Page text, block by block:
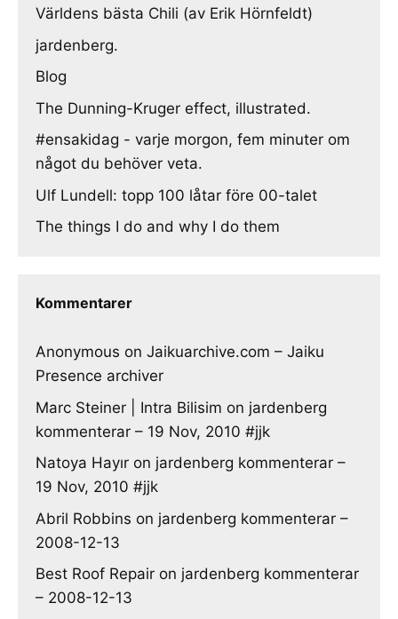
Världens bästa Chili (av Erik Hörnfeldt)
jardenberg.
Blog
The Dunning-Kruger effect, illustrated.
#ensakidag - varje morgon, fem minuter om
något du behöver veta.
Ulf Lundell: topp 100 låtar före 00-talet
The things I do and why I do them
Kommentarer
Anonymous on Jaikuarchive.com – Jaiku
Presence archiver
Marc Steiner | Intra Bilisim on jardenberg
kommenterar – 19 Nov, 2010 #jjk
Natoya Hayır on jardenberg kommenterar –
19 Nov, 2010 #jjk
Abril Robbins on jardenberg kommenterar –
2008-12-13
Best Roof Repair on jardenberg kommenterar
– 2008-12-13